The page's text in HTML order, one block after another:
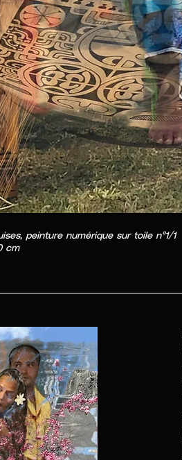
peinture numérique sur toile n°1/1
cm